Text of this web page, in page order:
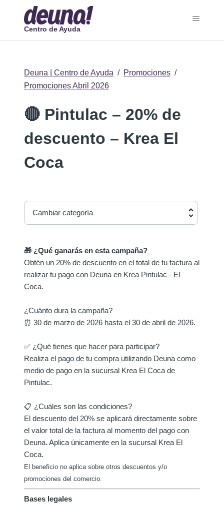
Centro de Ayuda
Deuna | Centro de Ayuda
Promociones
Promociones Abril 2026
🔴 Pintulac – 20% de
descuento – Krea El
Coca
Cambiar categoría
🎁 ¿Qué ganarás en esta campaña?
Obtén un 20% de descuento en el total de tu factura al
realizar tu pago con Deuna en Krea Pintulac - El
Coca.
¿Cuánto dura la campaña?
⏰ 30 de marzo de 2026 hasta el 30 de abril de 2026.
✅ ¿Qué tienes que hacer para participar?
Realiza el pago de tu compra utilizando Deuna como
medio de pago en la sucursal Krea El Coca de
Pintulac.
📋 ¿Cuáles son las condiciones?
El descuento del 20% se aplicará directamente sobre
el valor total de la factura al momento del pago con
Deuna. Aplica únicamente en la sucursal Krea El
Coca.
El beneficio no aplica sobre otros descuentos y/o
promociones del comercio.
Bases legales